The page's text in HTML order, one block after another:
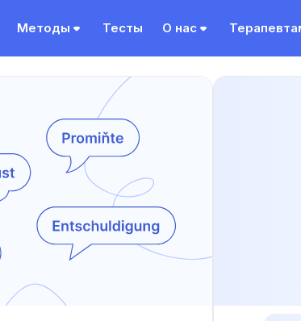
Методы Тесты О нас